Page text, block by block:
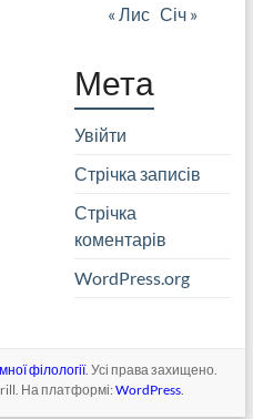
« Лис Січ »
Мета
Увійти
Стрічка записів
Стрічка
коментарів
WordPress.org
філології. Усі права захищено.
На платформі: WordPress.